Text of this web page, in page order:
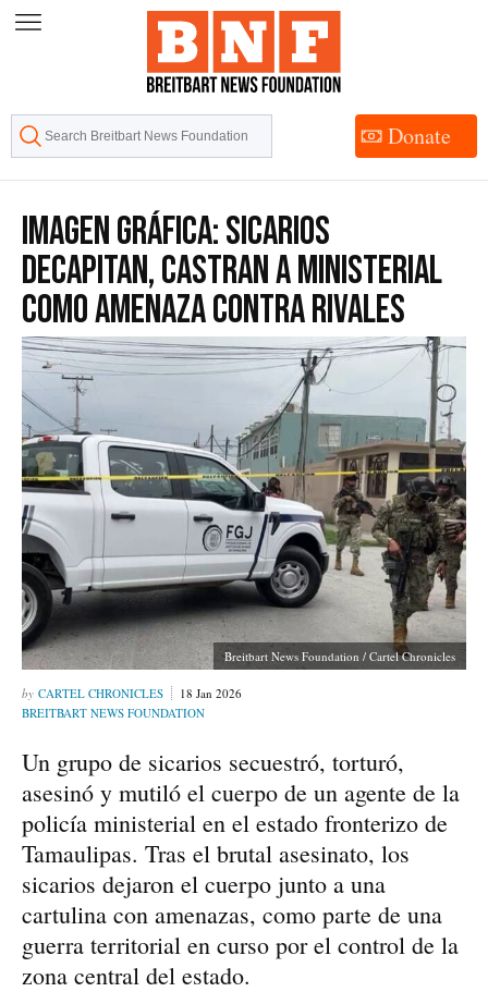
Skip
Content
Donate
IMAGEN GRÁFICA: Sicarios
Decapitan, Castran a Ministerial
Como Amenaza Contra Rivales
Breitbart News Foundation / Cartel Chronicles
CARTEL CHRONICLES
18 Jan 2026
BREITBART NEWS FOUNDATION
Un grupo de sicarios secuestró, torturó,
asesinó y mutiló el cuerpo de un agente de la
policía ministerial en el estado fronterizo de
Tamaulipas. Tras el brutal asesinato, los
sicarios dejaron el cuerpo junto a una
cartulina con amenazas, como parte de una
guerra territorial en curso por el control de la
zona central del estado.